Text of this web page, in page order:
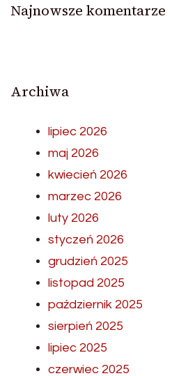
Najnowsze komentarze
Archiwa
lipiec 2026
maj 2026
kwiecień 2026
marzec 2026
luty 2026
styczeń 2026
grudzień 2025
listopad 2025
październik 2025
sierpień 2025
lipiec 2025
czerwiec 2025